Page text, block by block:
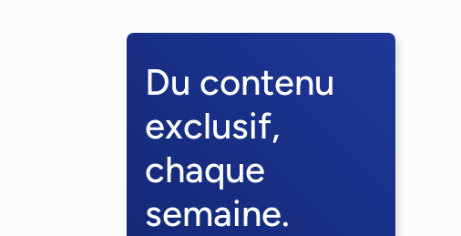
Du contenu
exclusif,
chaque
semaine.